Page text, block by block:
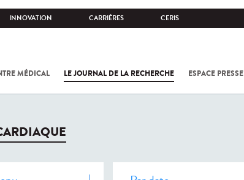
INNOVATION CARRIÈRES CERIS
MÉDICAL LE JOURNAL DE LA RECHERCHE ESPACE PRESSE